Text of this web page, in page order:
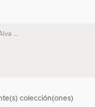
...
colección(ones)